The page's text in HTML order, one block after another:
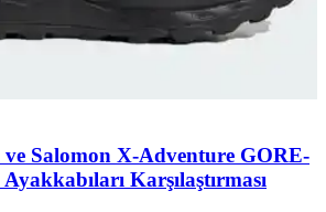
Salomon X-Adventure GORE-
Karşılaştırması